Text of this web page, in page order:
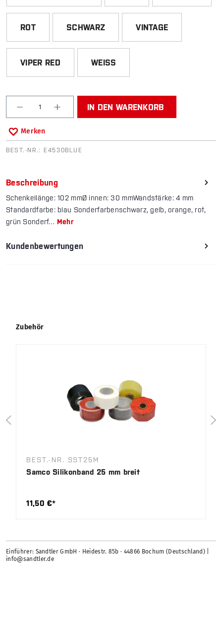
ROT SCHWARZ VINTAGE
VIPER RED WEISS
Produkt Anzahl: Gib den gewünschten Wert ein
IN DEN WARENKORB
Merken
BEST.-NR.: E4530BLUE
Beschreibung
Schenkellänge: 102 mmØ innen: 30 mmWandstärke: 4 mm
Standardfarbe: blau Sonderfarbenschwarz, gelb, orange, rot,
grün Sonderf… Mehr
Kundenbewertungen
Produktgalerie überspringen
Zubehör
BEST.-NR. SST25M
Samco Silikonband 25 mm breit
11,50 €*
Einführer: Sandtler GmbH · Heidestr. 85b · 44866 Bochum (Deutschland) |
info@sandtler.de